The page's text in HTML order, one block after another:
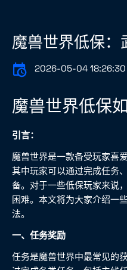
魔兽世界低保：
2026-05-04 18:26:30
魔兽世界低保
引言：
魔兽世界是一款备受玩家喜
其中玩家可以通过完成任务
备。对于一些低保玩家来说
困难。本文将为大家介绍一
法。
一、任务奖励
任务是魔兽世界中最常见的